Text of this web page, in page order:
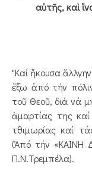
αὐτῆς, καὶ
"Καί ἤκουσα
ἔξω ἀπό τήν
τοῦ Θεοῦ, διά νά
ἁμαρτίας της
τθιμωρίας καί
(Ἀπό τήν «ΚΑΙΝΗ
Π.Ν.Τρεμπέλα).